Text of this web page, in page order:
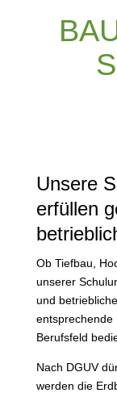
Unsere
erfüllen
Ob Tiefbau,
unserer
und
entsprechende
Berufsfeld
Nach DGUV
werden die